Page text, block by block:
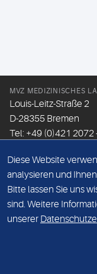
MVZ MEDIZINISCHES
Louis-Leitz-Straße 2
D-28355 Bremen
Tel: +49 (0)421 2072
Email:info@mlhb.de
DATENSCHUTZ
IMPRESSUM
Diese Website
analysieren und
Bitte lassen Sie uns
sind. Weitere
unserer